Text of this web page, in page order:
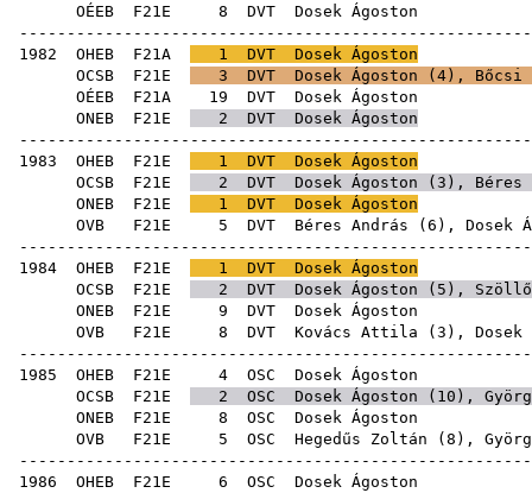
OÉEB F21E 8 DVT
1982 OHEB F21A 1 DVT Dosek Ágoston
OCSB F21E 3 DVT Dosek Ágoston ( 4 ), Bőcsi
OÉEB F21A 19 DVT
ONEB F21E 2 DVT Dosek Ágoston
1983 OHEB F21E 1 DVT Dosek Ágoston
OCSB F21E 2 DVT Dosek Ágoston ( 3 ), Béres
ONEB F21E 1 DVT Dosek Ágoston
OVB F21E 5 DVT Béres András ( 6 ), Dosek
1984 OHEB F21E 1 DVT Dosek Ágoston
OCSB F21E 2 DVT Dosek Ágoston ( 5 ),
ONEB F21E 9 DVT
OVB F21E 8 DVT Kovács Attila ( 3 ), Dosek
1985 OHEB F21E 4 OSC
OCSB F21E 2 OSC Dosek Ágoston ( 10 ),
ONEB F21E 8 OSC
OVB F21E 5 OSC Hegedűs Zoltán ( 8 ),
1986 OHEB F21E 6 OSC